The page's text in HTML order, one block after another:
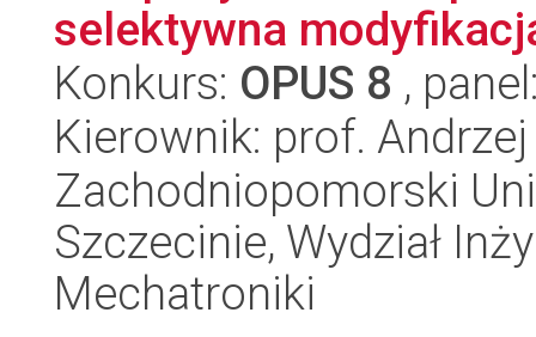
selektywna
Konkurs: OPUS 8 ,
Kierownik: prof. Andrzej
Zachodniopomorski
Szczecinie, Wydział
Mechatroniki